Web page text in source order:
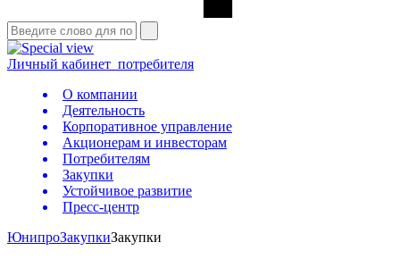
Личный кабинет потребителя
О компании
Деятельность
Корпоративное управление
Акционерам и инвесторам
Потребителям
Закупки
Устойчивое развитие
Пресс-центр
ЮнипроЗакупкиЗакупки